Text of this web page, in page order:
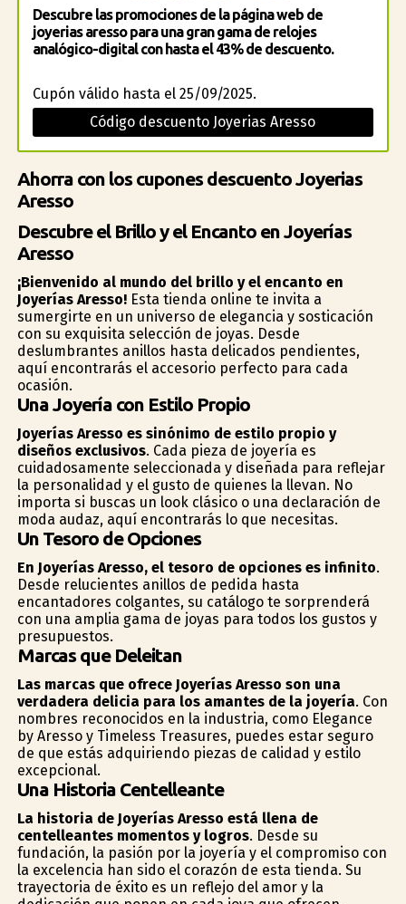
Descubre las promociones de la página web de
joyerias aresso para una gran gama de relojes
analógico-digital con hasta el 43% de descuento.
Cupón válido hasta el 25/09/2025.
Código descuento Joyerias Aresso
Ahorra con los cupones descuento Joyerias
Aresso
Descubre el Brillo y el Encanto en Joyerías
Aresso
¡Bienvenido al mundo del brillo y el encanto en
Joyerías Aresso!Esta tienda online te invita a
sumergirte en un universo de elegancia y sofisticación
con su exquisita selección de joyas. Desde
deslumbrantes anillos hasta delicados pendientes,
aquí encontrarás el accesorio perfecto para cada
ocasión.
Una Joyería con Estilo Propio
Joyerías Aresso es sinónimo de estilo propio y
diseños exclusivos. Cada pieza de joyería es
cuidadosamente seleccionada y diseñada para reflejar
la personalidad y el gusto de quienes la llevan. No
importa si buscas un look clásico o una declaración de
moda audaz, aquí encontrarás lo que necesitas.
Un Tesoro de Opciones
En Joyerías Aresso, el tesoro de opciones es infinito.
Desde relucientes anillos de pedida hasta
encantadores colgantes, su catálogo te sorprenderá
con una amplia gama de joyas para todos los gustos y
presupuestos.
Marcas que Deleitan
Las marcas que ofrece Joyerías Aresso son una
verdadera delicia para los amantes de la joyería. Con
nombres reconocidos en la industria, como Elegance
by Aresso y Timeless Treasures, puedes estar seguro
de que estás adquiriendo piezas de calidad y estilo
excepcional.
Una Historia Centelleante
La historia de Joyerías Aresso está llena de
centelleantes momentos y logros. Desde su
fundación, la pasión por la joyería y el compromiso con
la excelencia han sido el corazón de esta tienda. Su
trayectoria de éxito es un reflejo del amor y la